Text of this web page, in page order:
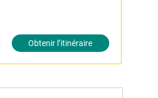
Obtenir l’itinéraire